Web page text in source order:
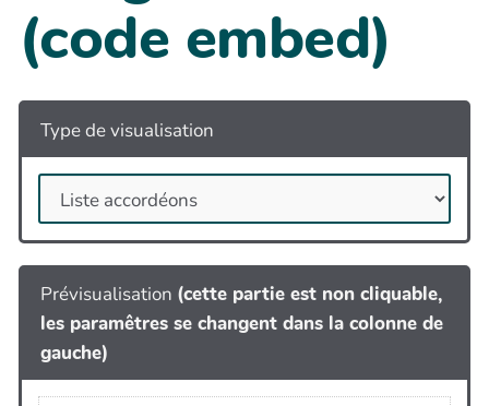
(code embed)
Type de visualisation
Prévisualisation (cette partie est non cliquable,
les paramêtres se changent dans la colonne de
gauche)